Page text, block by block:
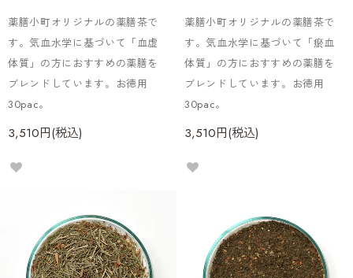
薬膳小町オリジナルの薬膳茶で
す。気血水学に基づいて「血虚
体質」の方におすすめの薬膳を
ブレンドしています。お徳用
30pac。
3,510円(税込)
薬膳小町オリジナルの薬膳茶で
す。気血水学に基づいて「瘀血
体質」の方におすすめの薬膳を
ブレンドしています。お徳用
30pac。
3,510円(税込)